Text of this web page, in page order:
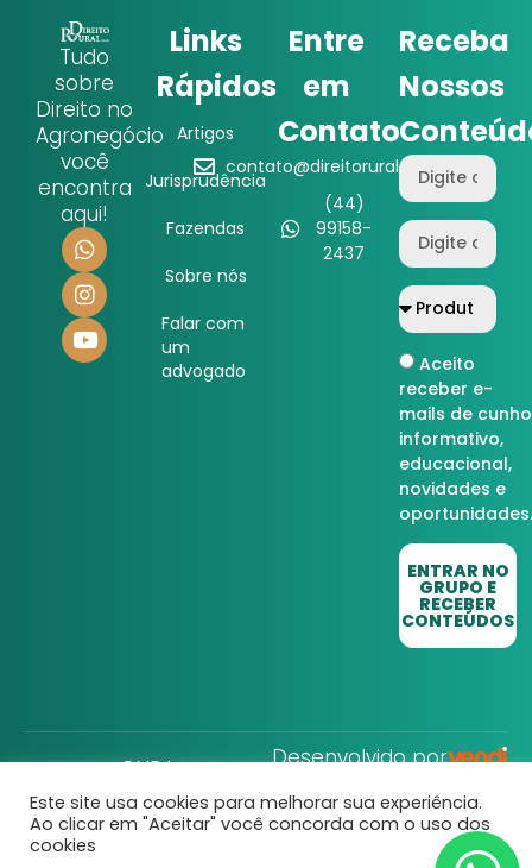
Tudo
sobre
Direito no
Agronegócio
você
encontra
aqui!
Links
Rápidos
Artigos
Jurisprudência
Fazendas
Sobre nós
Falar com
um
advogado
Entre
em
Contato
contato@direitorural.com.br
(44)
99158-
2437
Receba
Nossos
Aceito
receber e-
mails de cunho
informativo,
educacional,
novidades e
oportunidades.
ENTRAR NO
GRUPO E
RECEBER
CONTEÚDOS
CNPJ:
32.752.806/0001-22
Direito Rural © Todos
Desenvolvido por